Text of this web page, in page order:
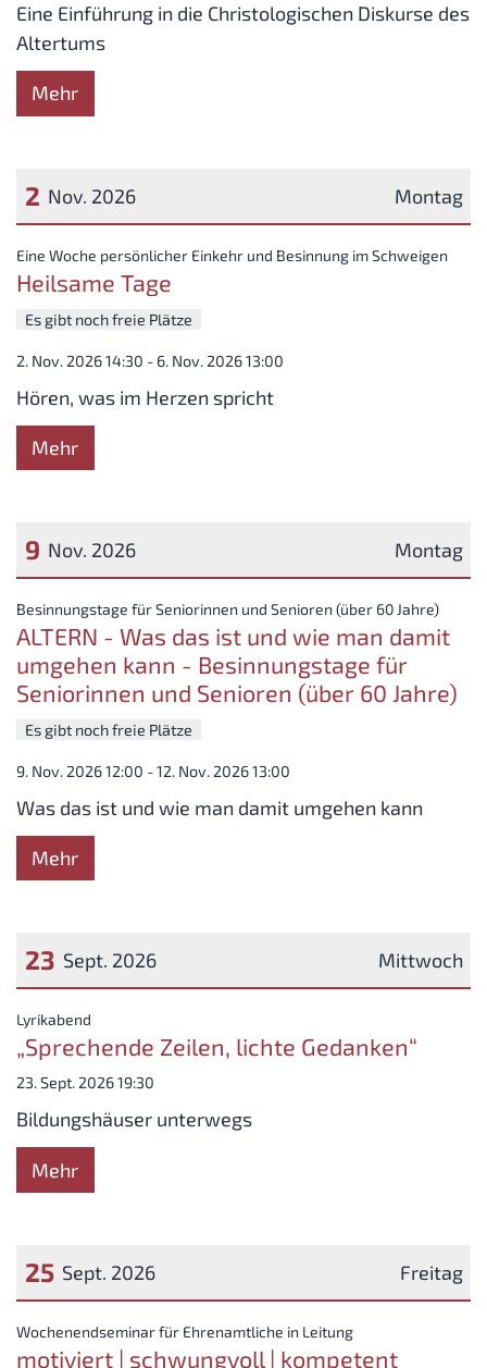
Eine Einführung in die Christologischen Diskurse des
Altertums
Mehr
Montag
2 Nov. 2026
Datum: 2. November 2026
Eine Woche persönlicher Einkehr und Besinnung im Schweigen
Heilsame Tage
Es gibt noch freie Plätze
2. Nov. 2026 14:30 - 6. Nov. 2026 13:00
Hören, was im Herzen spricht
Mehr
Montag
9 Nov. 2026
Datum: 9. November 2026
Besinnungstage für Seniorinnen und Senioren (über 60 Jahre):
ALTERN - Was das ist und wie man damit
umgehen kann - Besinnungstage für
Seniorinnen und Senioren (über 60 Jahre)
Es gibt noch freie Plätze
9. Nov. 2026 12:00 - 12. Nov. 2026 13:00
Was das ist und wie man damit umgehen kann
Mehr
Mittwoch
23 Sept. 2026
Datum: 23. September 2026
Lyrikabend
„Sprechende Zeilen, lichte Gedanken“
23. Sept. 2026 19:30
Bildungshäuser unterwegs
Mehr
Freitag
25 Sept. 2026
Datum: 25. September 2026
Wochenendseminar für Ehrenamtliche in Leitung:
motiviert | schwungvoll | kompetent